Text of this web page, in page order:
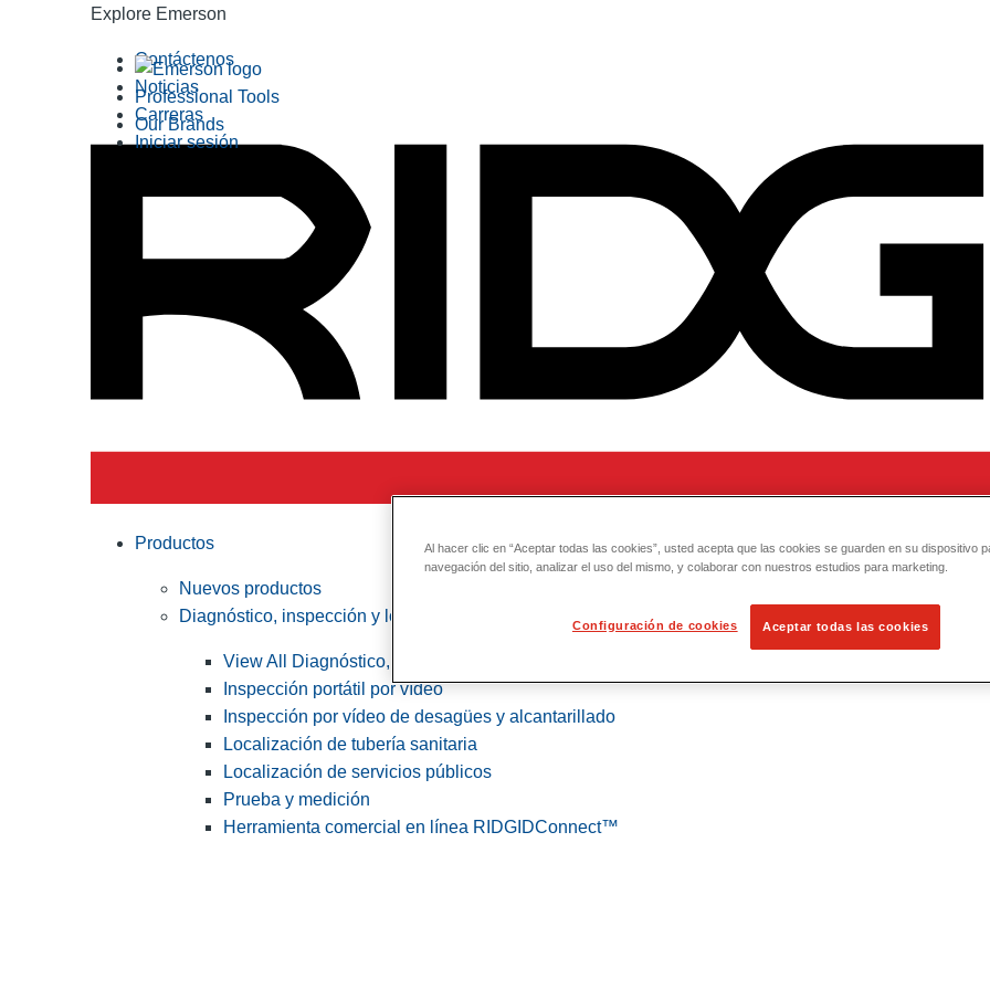
Explore Emerson
Professional Tools
Our Brands
Contáctenos
Noticias
Carreras
Iniciar sesión
Productos
Nuevos productos
Diagnóstico, inspección y localización
View All Diagnóstico, inspección y localización
Inspección portátil por vídeo
Inspección por vídeo de desagües y alcantarillado
Localización de tubería sanitaria
Localización de servicios públicos
Prueba y medición
Herramienta comercial en línea RIDGIDConnect™
Al hacer clic en “Aceptar todas las cookies”, usted acepta que las cookies se guarden en su dispositivo
navegación del sitio, analizar el uso del mismo, y colaborar con nuestros estudios para marketing.
Configuración de cookies Aceptar todas las cookies